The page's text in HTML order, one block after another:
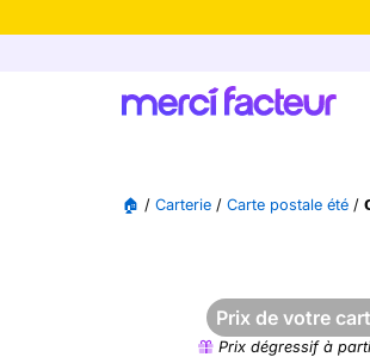
🏠 / Carterie / Carte postale été /
Prix de votre
Prix dégressif à